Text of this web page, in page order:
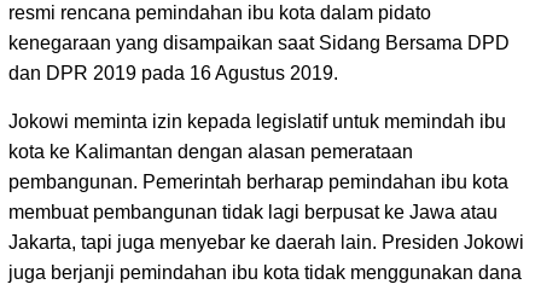
resmi rencana pemindahan ibu kota dalam pidato
kenegaraan yang disampaikan saat Sidang Bersama DPD
dan DPR 2019 pada 16 Agustus 2019.
Jokowi meminta izin kepada legislatif untuk memindah ibu
kota ke Kalimantan dengan alasan pemerataan
pembangunan. Pemerintah berharap pemindahan ibu kota
membuat pembangunan tidak lagi berpusat ke Jawa atau
Jakarta, tapi juga menyebar ke daerah lain. Presiden Jokowi
juga berjanji pemindahan ibu kota tidak menggunakan dana